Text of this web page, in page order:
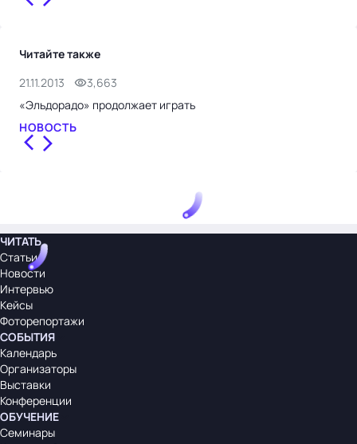
Читайте также
21.11.2013
3,663
«Эльдорадо» продолжает играть
НОВОСТЬ
ЧИТАТЬ
Статьи
Новости
Интервью
Кейсы
Фоторепортажи
СОБЫТИЯ
Календарь
Организаторы
Выставки
Конференции
ОБУЧЕНИЕ
Семинары